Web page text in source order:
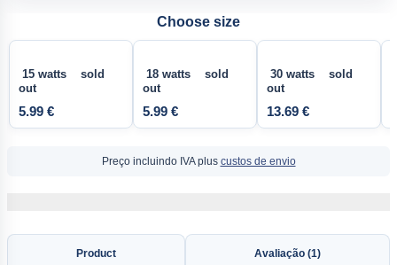
Choose size
15 watts sold
out
5.99 €
18 watts sold
out
5.99 €
30 watts sold
out
13.69 €
Preço incluindo IVA plus custos de envio
Product Avaliação (1)